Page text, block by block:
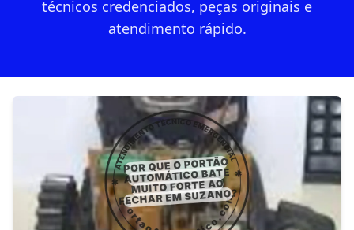
técnicos credenciados, peças originais e
atendimento rápido.